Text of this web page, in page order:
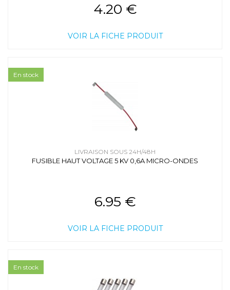
4.20 €
VOIR LA FICHE PRODUIT
LIVRAISON SOUS 24H/48H
FUSIBLE HAUT VOLTAGE 5 KV 0,6A MICRO-ONDES
6.95 €
VOIR LA FICHE PRODUIT
En stock
En stock